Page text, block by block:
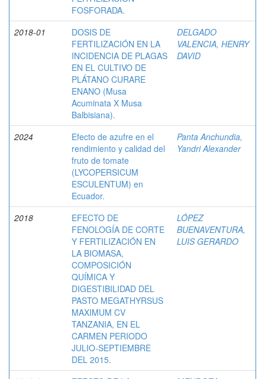
FOSFORADA.
2018-01
DOSIS DE
FERTILIZACIÓN EN LA
INCIDENCIA DE PLAGAS
EN EL CULTIVO DE
PLÁTANO CURARE
ENANO (Musa
Acuminata X Musa
Balbisiana).
DELGADO
VALENCIA, HENRY
DAVID
2024
Efecto de azufre en el
rendimiento y calidad del
fruto de tomate
(LYCOPERSICUM
ESCULENTUM) en
Ecuador.
Panta Anchundia,
Yandri Alexander
2018
EFECTO DE
FENOLOGÍA DE CORTE
Y FERTILIZACIÓN EN
LA BIOMASA,
COMPOSICIÓN
QUÍMICA Y
DIGESTIBILIDAD DEL
PASTO MEGATHYRSUS
MAXIMUM CV
TANZANIA, EN EL
CARMEN PERIODO
JULIO-SEPTIEMBRE
DEL 2015.
LÓPEZ
BUENAVENTURA,
LUIS GERARDO